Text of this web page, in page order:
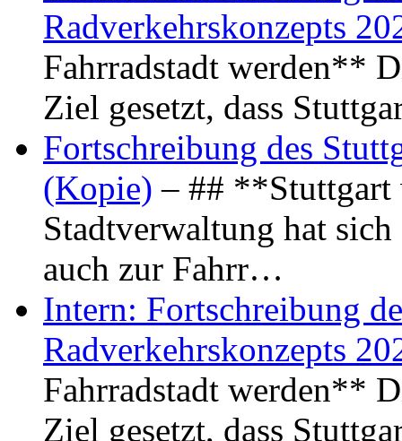
Radverkehrskonzepts
Fahrradstadt werden**
Ziel gesetzt, dass
Fortschreibung des
(Kopie) – ## **Stuttgart
Stadtverwaltung hat
auch zur Fahrr…
Intern: Fortschreibung
Radverkehrskonzepts
Fahrradstadt werden**
Ziel gesetzt, dass